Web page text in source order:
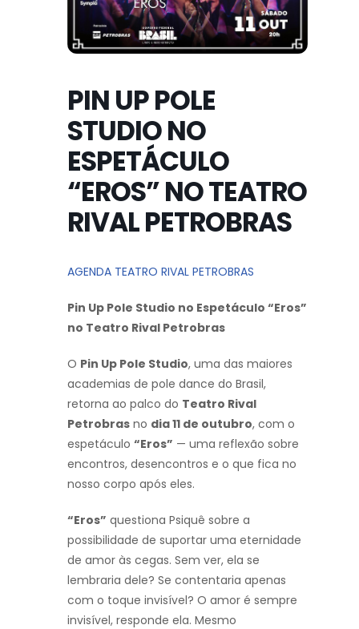
PIN UP POLE
STUDIO NO
ESPETÁCULO
“EROS” NO TEATRO
RIVAL PETROBRAS
AGENDA TEATRO RIVAL PETROBRAS
Pin Up Pole Studio no Espetáculo “Eros”
no Teatro Rival Petrobras
O Pin Up Pole Studio, uma das maiores
academias de pole dance do Brasil,
retorna ao palco do Teatro Rival
Petrobras no dia 11 de outubro, com o
espetáculo “Eros” — uma reflexão sobre
encontros, desencontros e o que fica no
nosso corpo após eles.
“Eros” questiona Psiquê sobre a
possibilidade de suportar uma eternidade
de amor às cegas. Sem ver, ela se
lembraria dele? Se contentaria apenas
com o toque invisível? O amor é sempre
invisível, responde ela. Mesmo